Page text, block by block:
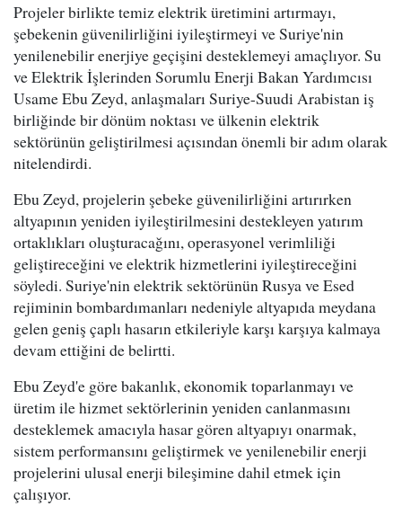
Projeler birlikte temiz elektrik üretimini artırmayı,
şebekenin güvenilirliğini iyileştirmeyi ve Suriye'nin
yenilenebilir enerjiye geçişini desteklemeyi amaçlıyor. Su
ve Elektrik İşlerinden Sorumlu Enerji Bakan Yardımcısı
Usame Ebu Zeyd, anlaşmaları Suriye-Suudi Arabistan iş
birliğinde bir dönüm noktası ve ülkenin elektrik
sektörünün geliştirilmesi açısından önemli bir adım olarak
nitelendirdi.
Ebu Zeyd, projelerin şebeke güvenilirliğini artırırken
altyapının yeniden iyileştirilmesini destekleyen yatırım
ortaklıkları oluşturacağını, operasyonel verimliliği
geliştireceğini ve elektrik hizmetlerini iyileştireceğini
söyledi. Suriye'nin elektrik sektörünün Rusya ve Esed
rejiminin bombardımanları nedeniyle altyapıda meydana
gelen geniş çaplı hasarın etkileriyle karşı karşıya kalmaya
devam ettiğini de belirtti.
Ebu Zeyd'e göre bakanlık, ekonomik toparlanmayı ve
üretim ile hizmet sektörlerinin yeniden canlanmasını
desteklemek amacıyla hasar gören altyapıyı onarmak,
sistem performansını geliştirmek ve yenilenebilir enerji
projelerini ulusal enerji bileşimine dahil etmek için
çalışıyor.